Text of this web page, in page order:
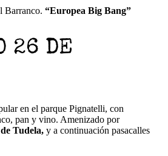
Barranco. “Europea Big Bang”
26 DE
en el parque Pignatelli, con
pan y vino. Amenizado por
Tudela, y a continuación pasacalles